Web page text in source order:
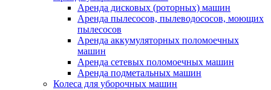
Аренда дисковых (роторных) машин
Аренда пылесосов, пылеводососов, моющих
пылесосов
Аренда аккумуляторных поломоечных
машин
Аренда сетевых поломоечных машин
Аренда подметальных машин
Колеса для уборочных машин